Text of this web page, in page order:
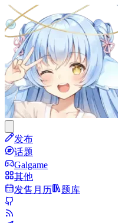
发布
话题
Galgame
其他
发售月历
题库